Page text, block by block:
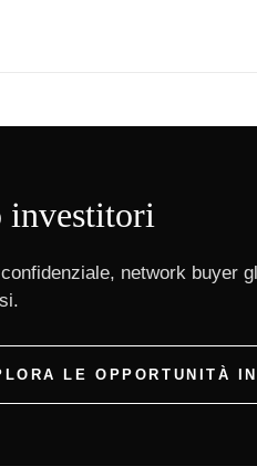
investitori
network buyer
LE OPPORTUNITÀ